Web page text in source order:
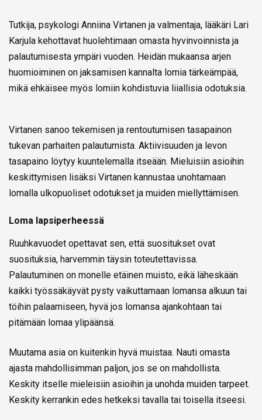
Tutkija, psykologi Anniina Virtanen ja valmentaja, lääkäri Lari
Karjula kehottavat huolehtimaan omasta hyvinvoinnista ja
palautumisesta ympäri vuoden. Heidän mukaansa arjen
huomioiminen on jaksamisen kannalta lomia tärkeämpää,
mikä ehkäisee myös lomiin kohdistuvia liiallisia odotuksia.
Virtanen sanoo tekemisen ja rentoutumisen tasapainon
tukevan parhaiten palautumista. Aktiivisuuden ja levon
tasapaino löytyy kuuntelemalla itseään. Mieluisiin asioihin
keskittymisen lisäksi Virtanen kannustaa unohtamaan
lomalla ulkopuoliset odotukset ja muiden miellyttämisen.
Loma lapsiperheessä
Ruuhkavuodet opettavat sen, että suositukset ovat
suosituksia, harvemmin täysin toteutettavissa.
Palautuminen on monelle etäinen muisto, eikä läheskään
kaikki työssäkäyvät pysty vaikuttamaan lomansa alkuun tai
töihin palaamiseen, hyvä jos lomansa ajankohtaan tai
pitämään lomaa ylipäänsä.
Muutama asia on kuitenkin hyvä muistaa. Nauti omasta
ajasta mahdollisimman paljon, jos se on mahdollista.
Keskity itselle mieleisiin asioihin ja unohda muiden tarpeet.
Keskity kerrankin edes hetkeksi tavalla tai toisella itseesi.